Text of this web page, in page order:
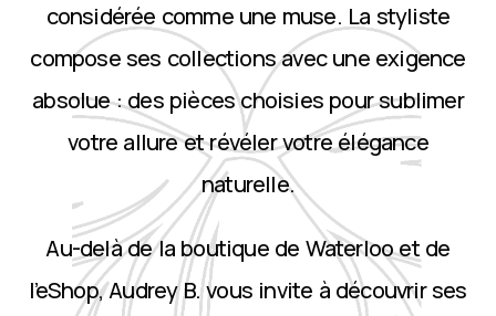
considérée comme une muse. La styliste
compose ses collections avec une exigence
absolue : des pièces choisies pour sublimer
votre allure et révéler votre élégance
naturelle.
Au-delà de la boutique de Waterloo et de
l’eShop, Audrey B. vous invite à découvrir ses